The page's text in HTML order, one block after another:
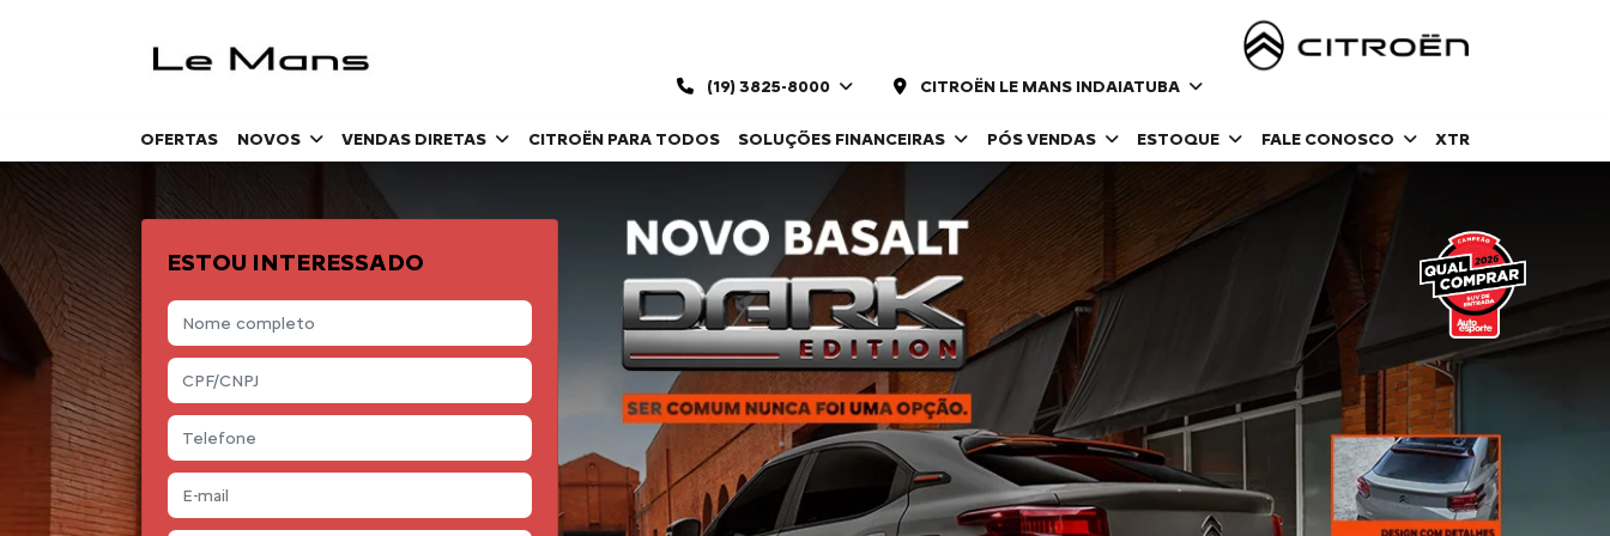
(19) 3825-8000 CITROËN LE MANS INDAIATUBA
OFERTAS NOVOS VENDAS DIRETAS CITROËN PARA TODOS SOLUÇÕES FINANCEIRAS PÓS VENDAS ESTOQUE FALE CONOSCO XTR
ESTOU INTERESSADO